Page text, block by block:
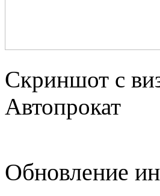
Скриншот с
Автопрокат
Обновление